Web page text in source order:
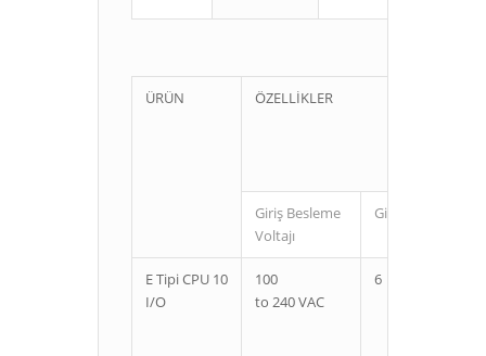
ÜRÜN ÖZELLİKLER
Giriş Besleme
Voltajı
Giriş
E Tipi CPU 10
I/O
100
to 240 VAC
6